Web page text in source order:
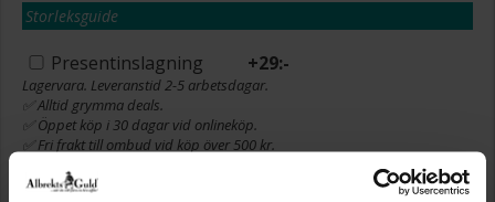
Storleksguide
Presentinslagning +29:-
Lagervara. Leveranstid 2-5 arbetsdagar.
✅ Alltid grymma deals.
✅ Öppet köp i 30 dagar vid onlineköp.
✅ Fri frakt till ombud vid köp över 500 kr.